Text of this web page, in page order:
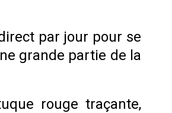
par jour pour se
grande partie de la
rouge traçante,